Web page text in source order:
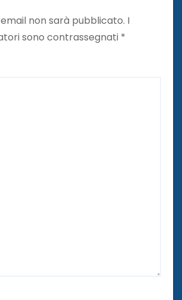
non sarà pubblicato. I
sono contrassegnati *